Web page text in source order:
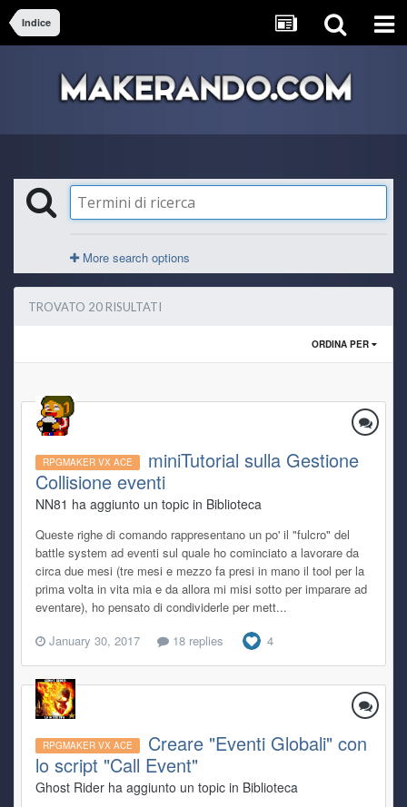
Indice
More search options
TROVATO 20 RISULTATI
ORDINA PER
RPGMAKER VX ACE
miniTutorial sulla Gestione
Collisione eventi
NN81 ha aggiunto un topic in Biblioteca
Queste righe di comando rappresentano un po' il "fulcro" del
battle system ad eventi sul quale ho cominciato a lavorare da
circa due mesi (tre mesi e mezzo fa presi in mano il tool per la
prima volta in vita mia e da allora mi misi sotto per imparare ad
eventare), ho pensato di condividerle per mett...
January 30, 2017
18 replies 4
RPGMAKER VX ACE
Creare "Eventi Globali" con
lo script "Call Event"
Ghost Rider ha aggiunto un topic in Biblioteca